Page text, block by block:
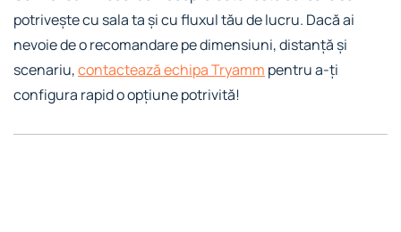
potrivește cu sala ta și cu fluxul tău de lucru. Dacă ai
nevoie de o recomandare pe dimensiuni, distanță și
scenariu,contactează echipa Tryamm pentru a-ți
configura rapid o opțiune potrivită!